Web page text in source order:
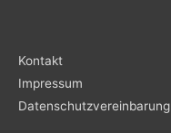
Kontakt
Impressum
Datenschutzvereinbarung